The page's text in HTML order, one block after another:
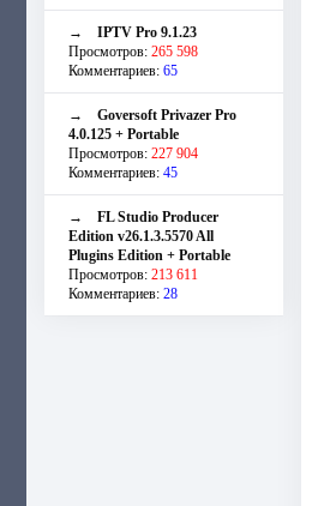
→ IPTV Pro 9.1.23
Просмотров: 265 598
Комментариев: 65
→ Goversoft Privazer Pro
4.0.125 + Portable
Просмотров: 227 904
Комментариев: 45
→ FL Studio Producer
Edition v26.1.3.5570 All
Plugins Edition + Portable
Просмотров: 213 611
Комментариев: 28